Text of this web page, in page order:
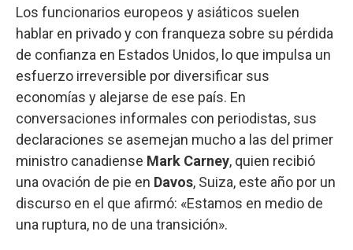
Los funcionarios europeos y asiáticos suelen
hablar en privado y con franqueza sobre su pérdida
de confianza en Estados Unidos, lo que impulsa un
esfuerzo irreversible por diversificar sus
economías y alejarse de ese país. En
conversaciones informales con periodistas, sus
declaraciones se asemejan mucho a las del primer
ministro canadiense Mark Carney, quien recibió
una ovación de pie en Davos, Suiza, este año por un
discurso en el que afirmó: «Estamos en medio de
una ruptura, no de una transición».